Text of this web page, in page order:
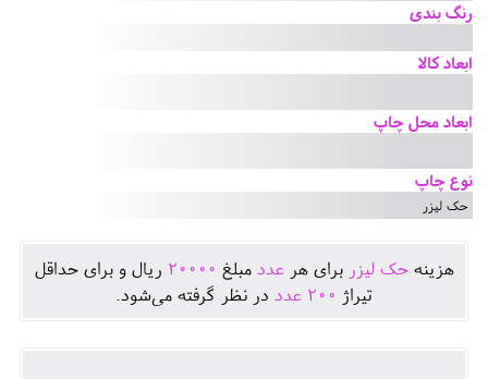
رنگ بندی
ابعاد کالا
ابعاد محل چاپ
نوع چاپ
حک لیزر
هزينهحک لیزر برای هرعدد مبلغ 20000 ريال و برای حداقل
تيراژ 200 عدد در نظر گرفته می‌شود.